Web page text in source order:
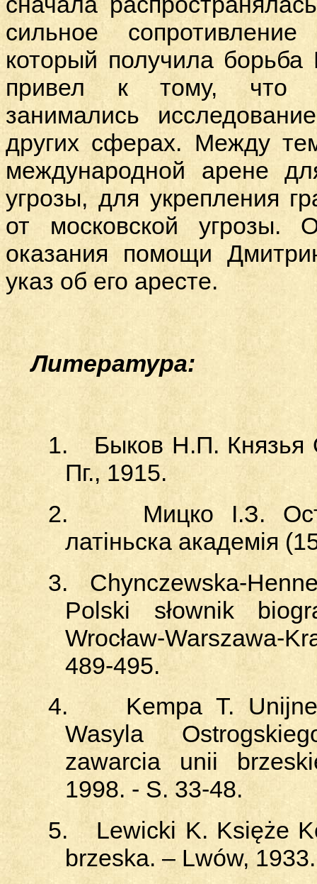
сильное
который получила
привел к тому, что
занимались
других сферах. Между
международной арене
угрозы, для укрепления
от московской угрозы.
оказания помощи
указ об его аресте.
Литература:
1.
Быков Н.П. Князья
Пг., 1915.
2.
Мицко І.З.
латіньска академія
3.
Chynczewska-
Polski słownik
Wrocław-Warszawa-
489-495.
4.
Kempa T.
Wasyla
zawarcia unii
1998. - S. 33-48.
5.
Lewicki K. Księże
brzeska. – Lwów, 1933.